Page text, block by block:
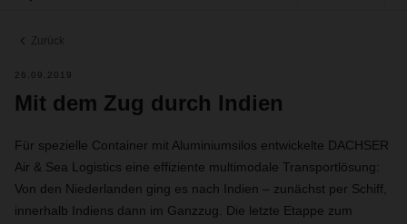
Zurück
26.09.2019
Mit dem Zug durch Indien
Für spezielle Container mit Aluminiumsilos entwickelte DACHSER
Air & Sea Logistics eine effiziente multimodale Transportlösung:
Von den Niederlanden ging es nach Indien – zunächst per Schiff,
innerhalb Indiens dann im Ganzzug. Die letzte Etappe zum